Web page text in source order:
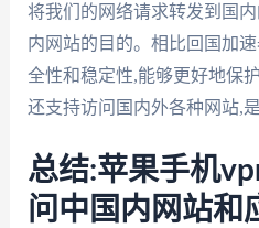
将我们的网络请求转发到国
内网站的目的。相比回国加
全性和稳定性,能够更好地保
还支持访问国内外各种网站,
总结:苹果手机
问中国内网站和